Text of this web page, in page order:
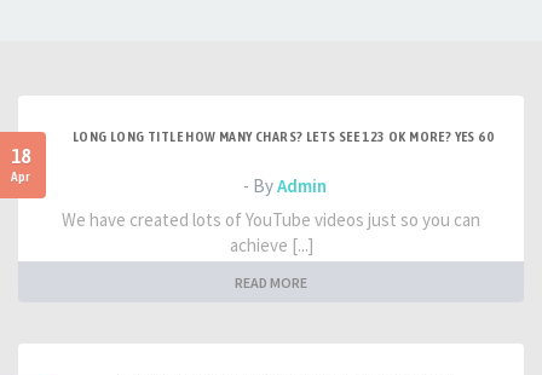
18
Apr
LONG LONG TITLE HOW MANY CHARS? LETS SEE 123 OK MORE? YES 60
- ByAdmin
We have created lots of YouTube videos just so you can
achieve [...]
READ MORE